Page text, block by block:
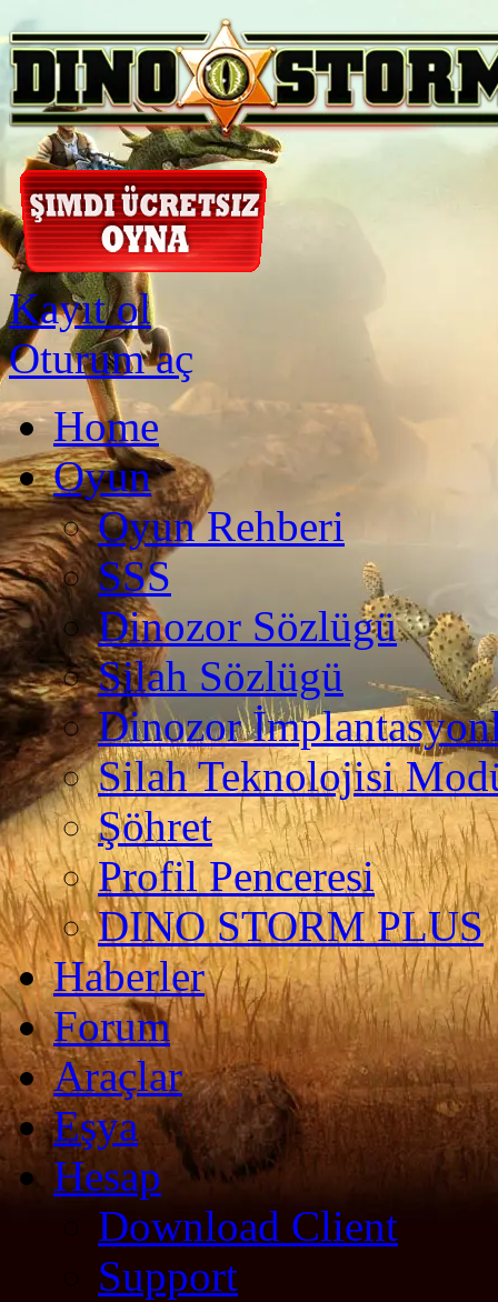
Kayıt ol
Oturum aç
Home
Oyun
Oyun Rehberi
SSS
Dinozor Sözlügü
Silah Sözlügü
Dinozor
Silah Teknolojisi
Şöhret
Profil Penceresi
DINO STORM PLUS
Haberler
Forum
Araçlar
Eşya
Hesap
Download Client
Support